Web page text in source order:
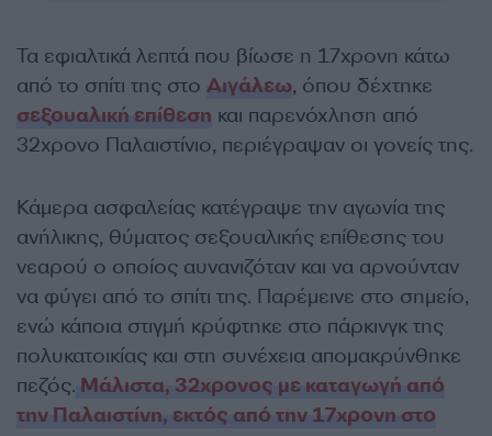
Τα εφιαλτικά λεπτά που βίωσε η 17χρονη κάτω
από το σπίτι της στο Αιγάλεω, όπου δέχτηκε
σεξουαλική επίθεση και παρενόχληση από
32χρονο Παλαιστίνιο, περιέγραψαν οι γονείς της.
Κάμερα ασφαλείας κατέγραψε την αγωνία της
ανήλικης, θύματος σεξουαλικής επίθεσης του
νεαρού ο οποίος αυνανιζόταν και να αρνούνταν
να φύγει από το σπίτι της. Παρέμεινε στο σημείο,
ενώ κάποια στιγμή κρύφτηκε στο πάρκινγκ της
πολυκατοικίας και στη συνέχεια απομακρύνθηκε
πεζός. Μάλιστα, 32χρονος με καταγωγή από
την Παλαιστίνη, εκτός από την 17χρονη στο